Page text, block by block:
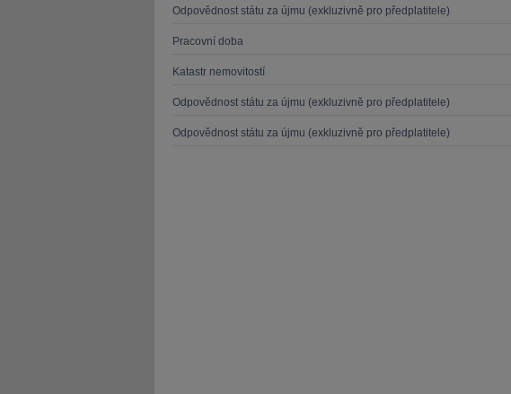
Odpovědnost státu za újmu (exkluzivně pro předplatitele)
Pracovní doba
Katastr nemovitostí
Odpovědnost státu za újmu (exkluzivně pro předplatitele)
Odpovědnost státu za újmu (exkluzivně pro předplatitele)